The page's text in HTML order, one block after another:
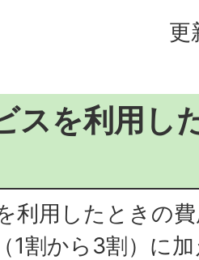
更
スを利用し
利用したときの
1割から3割）に